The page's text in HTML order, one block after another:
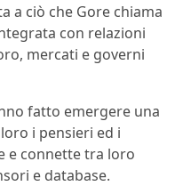
a ciò che Gore chiama
con relazioni
mercati e governi
fatto emergere una
i pensieri ed i
e connette tra loro
e database.